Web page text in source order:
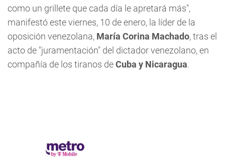
como un grillete que cada día le apretará más",
manifestó este viernes, 10 de enero, la líder de la
oposición venezolana, María Corina Machado, tras el
acto de "juramentación" del dictador venezolano, en
compañía de los tiranos deCuba y Nicaragua.